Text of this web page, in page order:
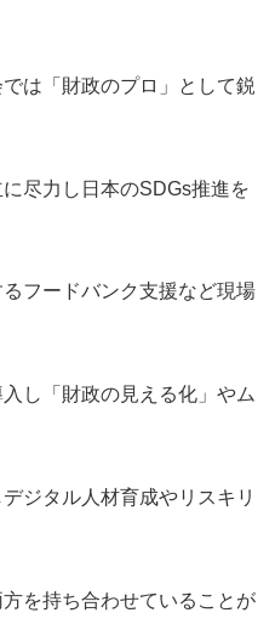
は「財政のプロ」として鋭
尽力し日本のSDGs推進を
フードバンク支援など現場
し「財政の見える化」やム
ジタル人材育成やリスキリ
を持ち合わせていることが